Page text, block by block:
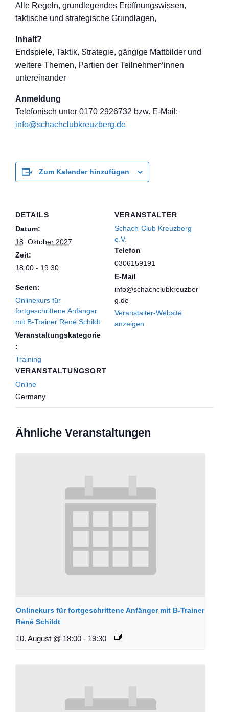
Alle Regeln, grundlegendes Eröffnungswissen,
taktische und strategische Grundlagen,
Inhalt?
Endspiele, Taktik, Strategie, gängige Mattbilder und
weitere Themen, Partien der Teilnehmer*innen
untereinander
Anmeldung
Telefonisch unter 0170 2926732 bzw. E-Mail:
info@schachclubkreuzberg.de
Zum Kalender hinzufügen
DETAILS
Datum:
18. Oktober 2027
Zeit:
18:00 - 19:30
Serien:
Onlinekurs für
fortgeschrittene Anfänger
mit B-Trainer René Schildt
Veranstaltungskategorie
:
Training
VERANSTALTUNGSORT
Online
Germany
VERANSTALTER
Schach-Club Kreuzberg
e.V.
Telefon
0306159191
E-Mail
info@schachclubkreuzber
g.de
Veranstalter-Website
anzeigen
Ähnliche Veranstaltungen
Onlinekurs für fortgeschrittene Anfänger mit B-Trainer
René Schildt
10. August @ 18:00 - 19:30